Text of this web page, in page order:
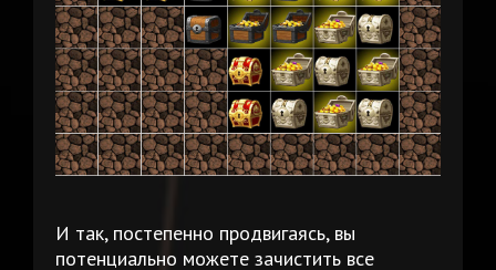
И так, постепенно продвигаясь, вы
потенциально можете зачистить все